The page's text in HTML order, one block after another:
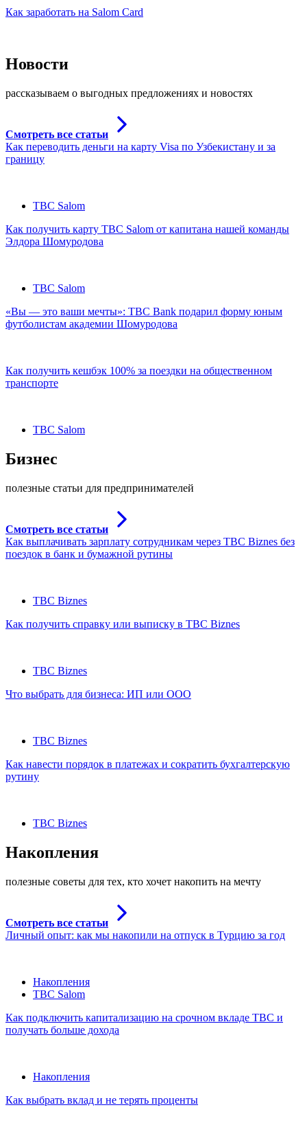
Как заработать на Salom Card
Новости
рассказываем о выгодных предложениях и новостях
Смотреть все статьи
Как переводить деньги на карту Visa по Узбекистану и за
границу
TBC Salom
Как получить карту TBC Salom от капитана нашей команды
Элдора Шомуродова
TBC Salom
«Вы — это ваши мечты»: TBC Bank подарил форму юным
футболистам академии Шомуродова
Как получить кешбэк 100% за поездки на общественном
транспорте
TBC Salom
Бизнес
полезные статьи для предпринимателей
Смотреть все статьи
Как выплачивать зарплату сотрудникам через TBC Biznes без
поездок в банк и бумажной рутины
TBC Biznes
Как получить справку или выписку в TBC Biznes
TBC Biznes
Что выбрать для бизнеса: ИП или ООО
TBC Biznes
Как навести порядок в платежах и сократить бухгалтерскую
рутину
TBC Biznes
Накопления
полезные советы для тех, кто хочет накопить на мечту
Смотреть все статьи
Личный опыт: как мы накопили на отпуск в Турцию за год
Накопления
TBC Salom
Как подключить капитализацию на срочном вкладе TBC и
получать больше дохода
Накопления
Как выбрать вклад и не терять проценты